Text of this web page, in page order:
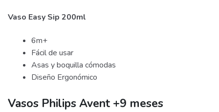
Vaso Easy Sip 200ml
6m+
Fácil de usar
Asas y boquilla cómodas
Diseño Ergonómico
Vasos Philips Avent +9 meses